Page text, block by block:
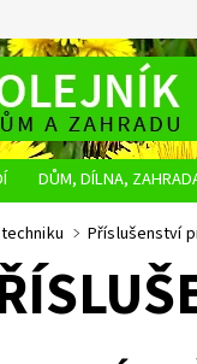
DŮM, DÍLNA,
OBCHODNÍ PODMÍNKY
Příslušenství